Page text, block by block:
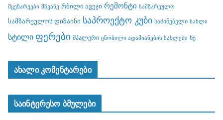
მცენარეები მწვანე რბილი ავეჯი რემონტი სამზარეულო
სამზარეულოს დიზაინი საპროექტო კუბი საძინებელი სახლი
სტილი ფერები შპალერი ცნობილი ადამიანების სახლები ხე
ახალი კომენტარები
საინტერესო ბმულები